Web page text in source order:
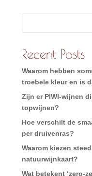
Recent Posts
Waarom hebben
troebele kleur en is
Zijn er PIWI-wijnen
topwijnen?
Hoe verschilt de
per druivenras?
Waarom kiezen
natuurwijnkaart?
Wat betekent ‘zero-